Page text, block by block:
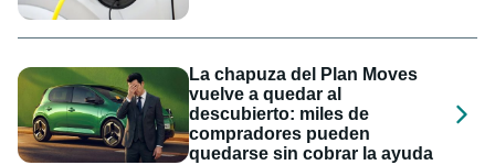
La chapuza del Plan Moves
vuelve a quedar al
descubierto: miles de
compradores pueden
quedarse sin cobrar la ayuda